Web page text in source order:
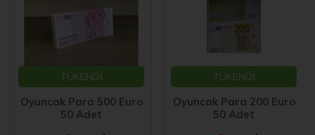
TÜKENDİ
Oyuncak Para 500 Euro
50 Adet
TÜKENDİ
Oyuncak Para 200 Euro
50 Adet